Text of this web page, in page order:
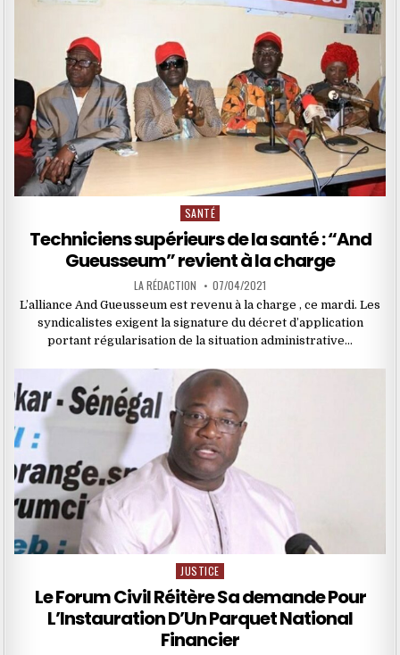
Posted
in
SANTÉ
Techniciens supérieurs de la santé : “And
Gueusseum” revient à la charge
LA RÉDACTION 07/04/2021
L’alliance And Gueusseum est revenu à la charge , ce mardi. Les
syndicalistes exigent la signature du décret d’application
portant régularisation de la situation administrative…
Posted
in
JUSTICE
Le Forum Civil Réitère Sa demande Pour
L’Instauration D’Un Parquet National
Financier